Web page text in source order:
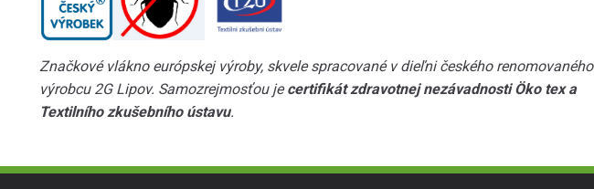
Značkové vlákno európskej výroby, skvele spracované v dieľni českého renomovaného
výrobcu 2G Lipov. Samozrejmosťou jecertifikát zdravotnej nezávadnosti Öko tex a
Textilního zkušebního ústavu.